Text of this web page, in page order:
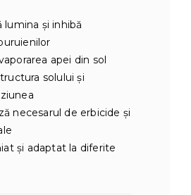
lumina și inhibă
apei din sol
solului și
necesarul de erbicide și
și adaptat la diferite